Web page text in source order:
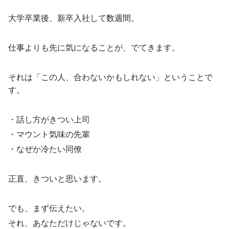
大学卒業後、新卒入社して数週間。
仕事よりも先に気になることが、でてきます。
それは「この人、合わないかもしれない」ということで
す。
・話し方がきつい上司
・マウント気味の先輩
・なぜか冷たい同僚
正直、きついと思います。
でも、まず伝えたい。
それ、あなただけじゃないです。